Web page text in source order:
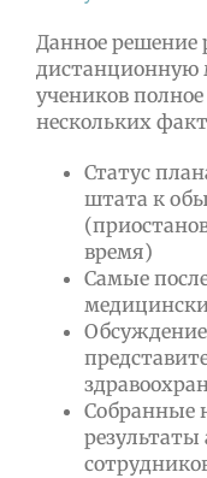
Данное решение
дистанционную
учеников
нескольких
Статус
штата к
время)
Самые
Собранные